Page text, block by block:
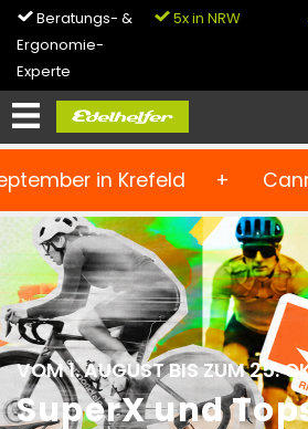
5x in NRW
0% Finanzierung
Cannondale
VOM 1. AUGUST BIS ZUM 25.
SuperX und